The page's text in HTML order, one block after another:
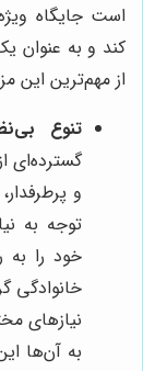
است جایگاه
کند و به عنوان
از مهم‌ترین این
تنوع
گسترده‌ای
و
توجه به
خود را به
خانوادگی
نیازهای
به آن‌ها